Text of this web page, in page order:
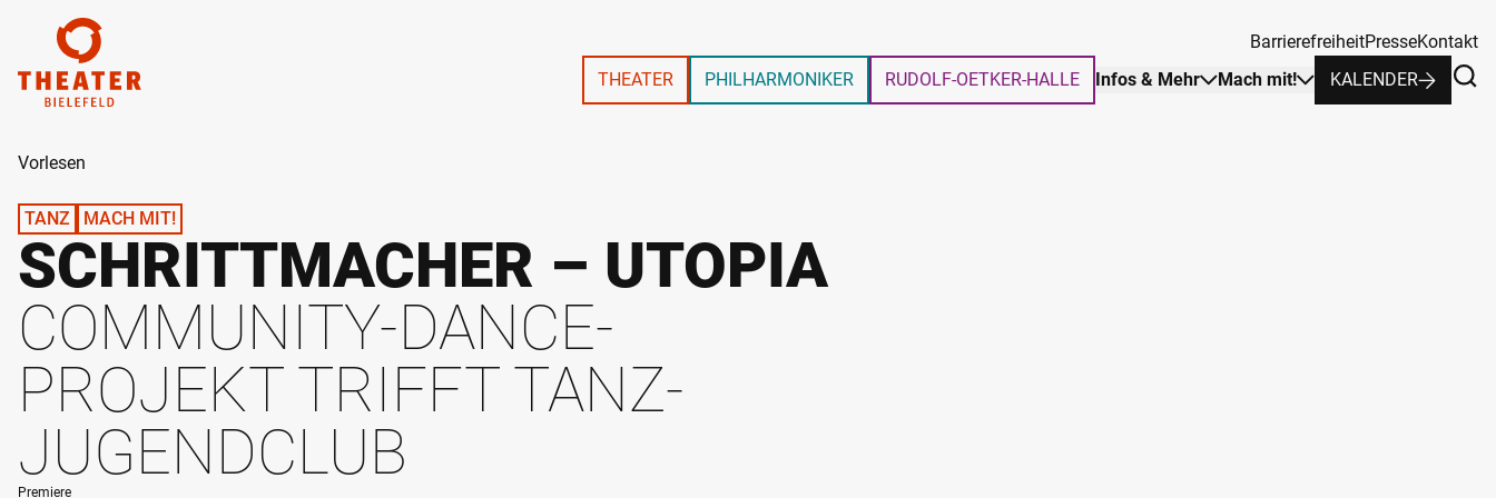
ZUM HAUPTINHALT SPRINGEN
THEATER PHILHARMONIKER RUDOLF-OETKER-HALLE Infos & Mehr Mach mit! KALENDER
BarrierefreiheitPresseKontakt
Vorlesen
TANZ MACH MIT!
SCHRITTMACHER – UTOPIA
COMMUNITY-DANCE-
PROJEKT TRIFFT TANZ-
JUGENDCLUB
Premiere